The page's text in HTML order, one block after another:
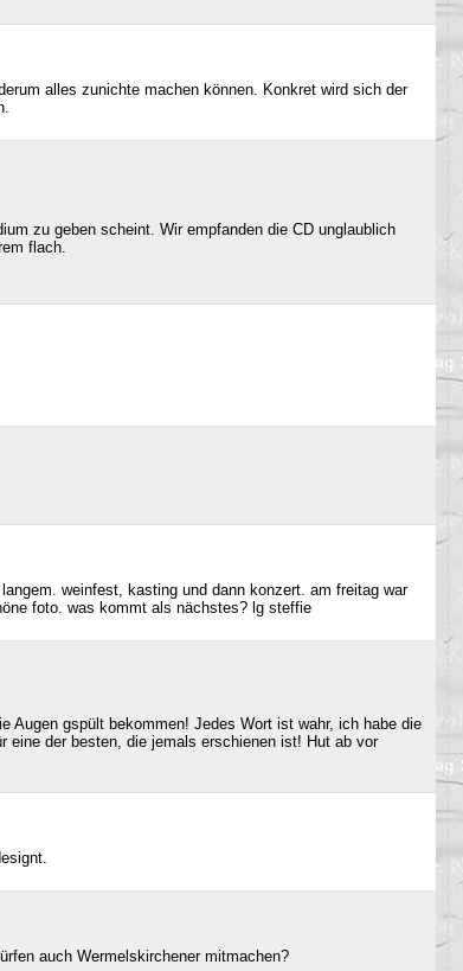
alles zunichte machen können. Konkret wird sich der
zu geben scheint. Wir empfanden die CD unglaublich
flach.
weinfest, kasting und dann konzert. am freitag war
foto. was kommt als nächstes? lg steffie
Augen gspült bekommen! Jedes Wort ist wahr, ich habe die
eine der besten, die jemals erschienen ist! Hut ab vor
auch Wermelskirchener mitmachen?